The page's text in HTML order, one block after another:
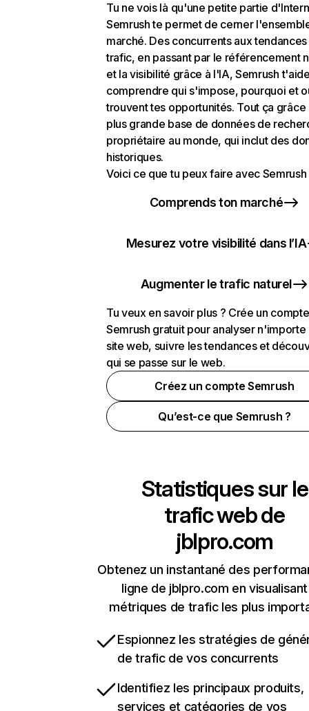
Tu ne vois là qu'une petite partie
Semrush te permet de cerner
marché. Des concurrents aux
trafic, en passant par le référencement
et la visibilité grâce à l'IA, Semrush
comprendre qui s'impose, pourquoi et
trouvent tes opportunités. Tout ça grâce
plus grande base de données de
propriétaire au monde, qui inclut des
historiques.
Voici ce que tu peux faire avec Semrush
Comprends ton marché
Mesurez votre visibilité dans l’IA
Augmenter le trafic naturel
Tu veux en savoir plus ? Crée un compte
Semrush gratuit pour analyser n'importe
site web, suivre les tendances et
qui se passe sur le web.
Créez un compte Semrush
Qu’est-ce que Semrush ?
Statistiques sur le
trafic web de
jblpro.com
Obtenez un instantané des
ligne de jblpro.com en
métriques de trafic les plus
Espionnez les stratégies de
de trafic de vos concurrents
Identifiez les principaux produits,
services et catégories de vos